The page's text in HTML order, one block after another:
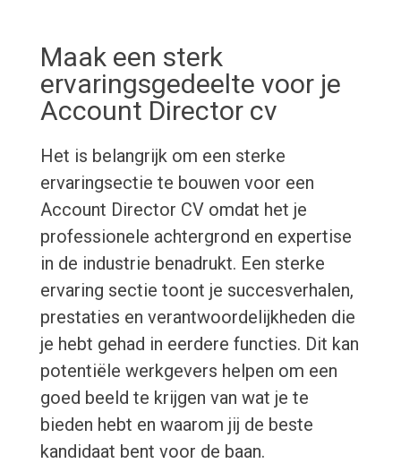
Maak een sterk
ervaringsgedeelte voor je
Account Director cv
Het is belangrijk om een sterke
ervaringsectie te bouwen voor een
Account Director CV omdat het je
professionele achtergrond en expertise
in de industrie benadrukt. Een sterke
ervaring sectie toont je succesverhalen,
prestaties en verantwoordelijkheden die
je hebt gehad in eerdere functies. Dit kan
potentiële werkgevers helpen om een
goed beeld te krijgen van wat je te
bieden hebt en waarom jij de beste
kandidaat bent voor de baan.